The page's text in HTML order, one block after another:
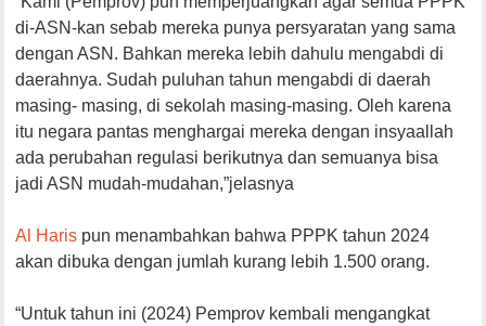
di-ASN-kan sebab mereka punya persyaratan yang sama
dengan ASN. Bahkan mereka lebih dahulu mengabdi di
daerahnya. Sudah puluhan tahun mengabdi di daerah
masing- masing, di sekolah masing-masing. Oleh karena
itu negara pantas menghargai mereka dengan insyaallah
ada perubahan regulasi berikutnya dan semuanya bisa
jadi ASN mudah-mudahan,”jelasnya
Al Haris pun menambahkan bahwa PPPK tahun 2024
akan dibuka dengan jumlah kurang lebih 1.500 orang.
“Untuk tahun ini (2024) Pemprov kembali mengangkat